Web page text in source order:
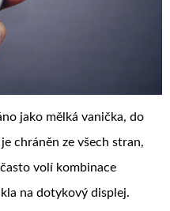
jako mělká vanička, do
chráněn ze všech stran,
volí kombinace
na dotykový displej.